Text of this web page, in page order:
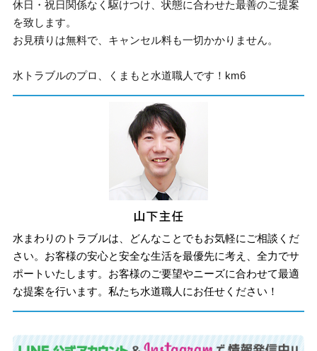
休日・祝日関係なく駆けつけ、状態に合わせた最善のご提案
を致します。
お見積りは無料で、キャンセル料も一切かかりません。
水トラブルのプロ、くまもと水道職人です！km6
水まわりのトラブルは、どんなことでもお気軽にご相談くだ
さい。お客様の安心と安全な生活を最優先に考え、全力でサ
ポートいたします。お客様のご要望やニーズに合わせて最適
な提案を行います。私たち水道職人にお任せください！